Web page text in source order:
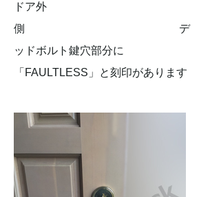
ドア外
側 デ
ッドボルト鍵穴部分に
「FAULTLESS」と刻印があります